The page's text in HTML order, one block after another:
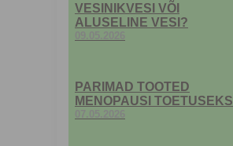
VESINIKVESI VÕI
ALUSELINE VESI?
09.05.2026
PARIMAD TOOTED
MENOPAUSI TOETUSEKS
07.05.2026